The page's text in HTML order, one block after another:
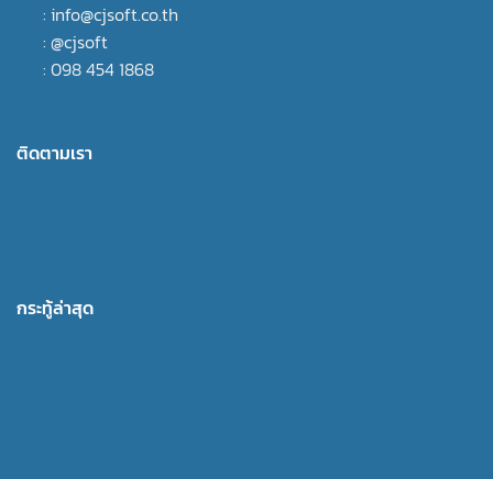
: info@cjsoft.co.th
: @cjsoft
: 098 454 1868
ติดตามเรา
กระทู้ล่าสุด